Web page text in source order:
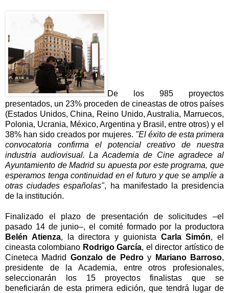
De los 985 proyectos
presentados, un 23% proceden de cineastas de otros países
(Estados Unidos, China, Reino Unido, Australia, Marruecos,
Polonia, Ucrania, México, Argentina y Brasil, entre otros) y el
38% han sido creados por mujeres. "El éxito de esta primera
convocatoria confirma el potencial creativo de nuestra
industria audiovisual. La Academia de Cine agradece al
Ayuntamiento de Madrid su apuesta por este programa, que
esperamos tenga continuidad en el futuro y que se amplíe a
otras ciudades españolas", ha manifestado la presidencia
de la institución.
Finalizado el plazo de presentación de solicitudes –el
pasado 14 de junio–, el comité formado por la productora
Belén Atienza, la directora y guionista Carla Simón, el
cineasta colombiano Rodrigo García, el director artístico de
Cineteca Madrid Gonzalo de Pedroy Mariano Barroso,
presidente de la Academia, entre otros profesionales,
seleccionarán los 15 proyectos finalistas que se
beneficiarán de esta primera edición, que tendrá lugar de